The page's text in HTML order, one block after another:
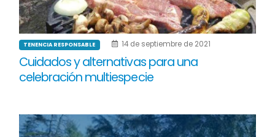
TENENCIA RESPONSABLE 14 de septiembre de 2021
Cuidados y alternativas para una
celebración multiespecie